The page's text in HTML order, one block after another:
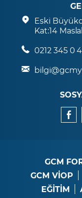
Eski
Kat:14
0212 345 0
GCM
GCM VİOP
EĞİTİM